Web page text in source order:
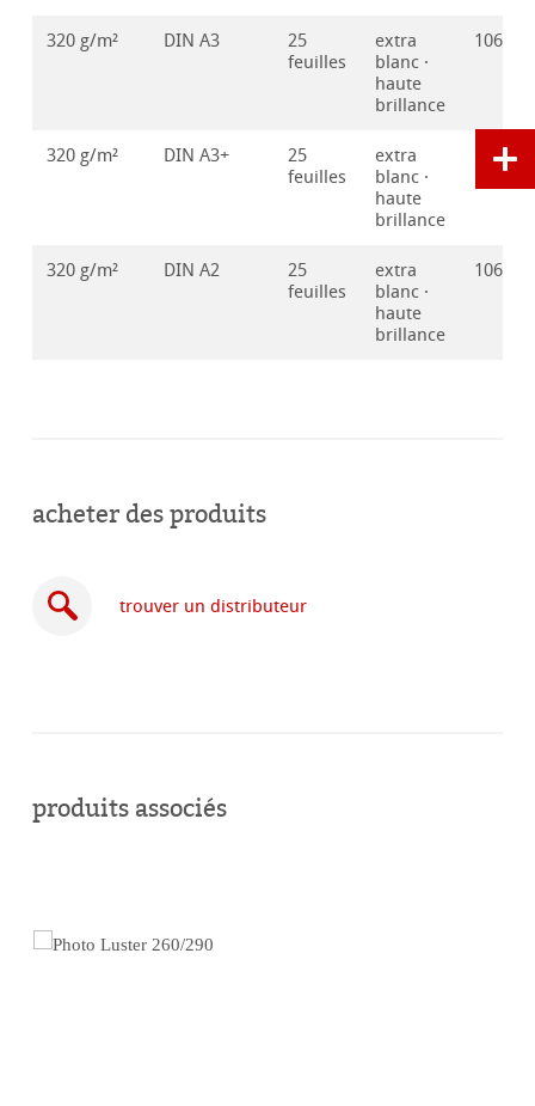
320 g/m² DIN A3
25
feuilles
extra
blanc ·
haute
brillance
320 g/m² DIN A3+
25
feuilles
extra
blanc ·
haute
brillance
320 g/m² DIN A2
25
feuilles
extra
blanc ·
haute
brillance
acheter des produits
trouver un distributeur
ligne
produits associés